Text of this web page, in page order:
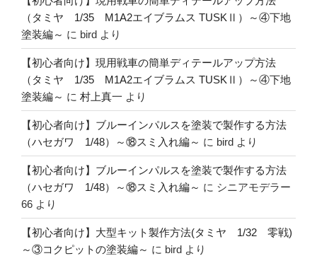
（タミヤ 1/35 M1A2エイブラムス TUSKⅡ）～④下地
塗装編～ に bird より
【初心者向け】現用戦車の簡単ディテールアップ方法
（タミヤ 1/35 M1A2エイブラムス TUSKⅡ）～④下地
塗装編～ に 村上真一 より
【初心者向け】ブルーインパルスを塗装で製作する方法
（ハセガワ 1/48）～⑱スミ入れ編～ に bird より
【初心者向け】ブルーインパルスを塗装で製作する方法
（ハセガワ 1/48）～⑱スミ入れ編～ に シニアモデラー
66 より
【初心者向け】大型キット製作方法(タミヤ 1/32 零戦)
～③コクピットの塗装編～ に bird より